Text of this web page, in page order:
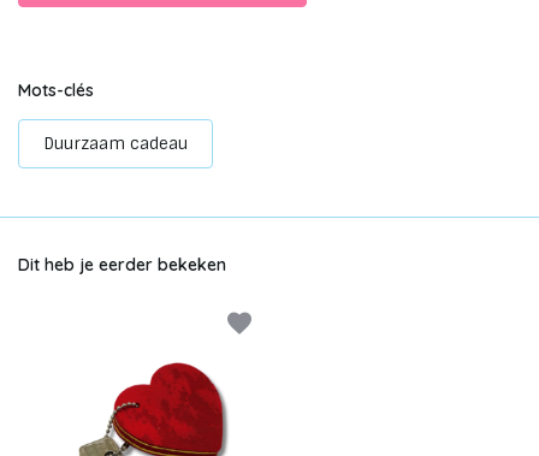
Mots-clés
Duurzaam cadeau
Dit heb je eerder bekeken